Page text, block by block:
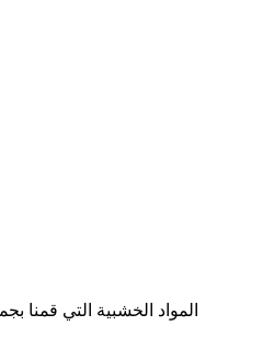
المواد الخشبية التي قمنا